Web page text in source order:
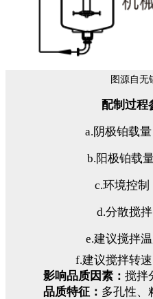
图源自无
配制过程
a.阴极铂载量
b.阳极铂载
c.环境控制
d.分散搅
e.建议搅拌
f.建议搅拌转
影响品质因素： 搅拌
品质特征： 多孔性、